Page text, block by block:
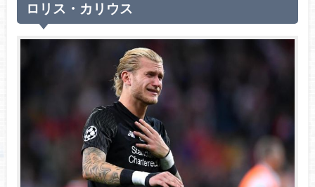
ロリス・カリウス